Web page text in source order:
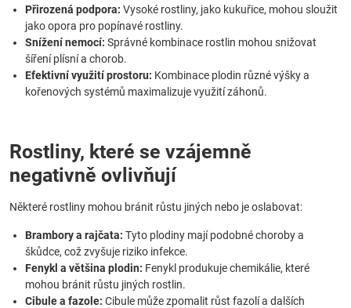
Přirozená podpora: Vysoké rostliny, jako kukuřice, mohou sloužit
jako opora pro popínavé rostliny.
Snížení nemocí: Správné kombinace rostlin mohou snižovat
šíření plísní a chorob.
Efektivní využití prostoru: Kombinace plodin různé výšky a
kořenových systémů maximalizuje využití záhonů.
Rostliny, které se vzájemně
negativně ovlivňují
Některé rostliny mohou bránit růstu jiných nebo je oslabovat:
Brambory a rajčata: Tyto plodiny mají podobné choroby a
škůdce, což zvyšuje riziko infekce.
Fenykl a většina plodin: Fenykl produkuje chemikálie, které
mohou bránit růstu jiných rostlin.
Cibule a fazole: Cibule může zpomalit růst fazolí a dalších